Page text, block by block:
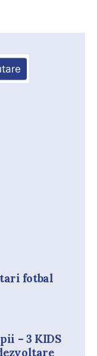
fotbal
– 3 KIDS